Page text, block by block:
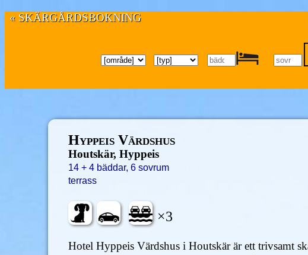
« SKÄRGÅRDSBOKNING
Hyppeis Värdshus
Houtskär, Hyppeis
14 + 4 bäddar, 6 sovrum
terrass
×3
Hotel Hyppeis Värdshus i Houtskär är ett trivsamt